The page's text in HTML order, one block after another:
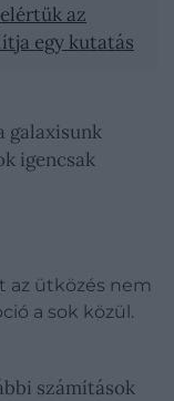
az
egy kutatás
galaxisunk
igencsak
az ütközés nem
a sok közül.
számítások